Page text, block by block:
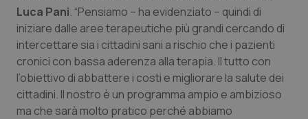
Valle D’Aosta
Veneto
Oncodermatologia
Oncoematologia
Oncologia & Nutrizione
Luca Pani. “Pensiamo – ha evidenziato – quindi di
iniziare dalle aree terapeutiche più grandi cercando di
intercettare sia i cittadini sani a rischio che i pazienti
cronici con bassa aderenza alla terapia. Il tutto con
l’obiettivo di abbattere i costi e migliorare la salute dei
cittadini. Il nostro è un programma ampio e ambizioso
ma che sarà molto pratico perché abbiamo